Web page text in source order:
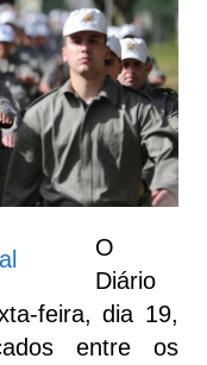
O
Diário
feira, dia 19,
entre os